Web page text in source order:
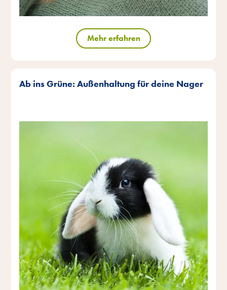
Mehr erfahren
Ab ins Grüne: Außenhaltung für deine Nager